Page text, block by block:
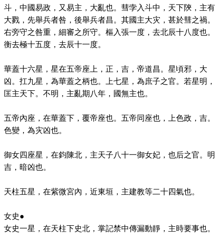
斗，中國易政，又易主，大亂也。彗孛入斗中，天下陝，主有
大戮，先舉兵者咎，後舉兵者昌。其國主大灾，甚於彗之禍。
右旁守之咎重，細審之所守。樞入張一度，去北辰十八度也。
衡去極十五度，去辰十一度。
華蓋十六星，星在五帝座上，正，吉，帝道昌。星頃邪，大
凶。扛九星，為華蓋之柄也。上七星，為庶子之官。若星明，
匡主天下。不明，主亂期八年，國無主也。
五帝內座，在華蓋下，覆帝座也。五帝同座也，上色政，吉。
色變，為灾凶也。
御女四座星，在鈞陳北，主天子八十一御女妃，也后之官。明
吉，暗凶也。
天柱五星，在紫微宮內，近東垣，主建教等二十四氣也。
女史●
女史一星，在天柱下史北，掌記禁中傳漏動靜，主時要事也。